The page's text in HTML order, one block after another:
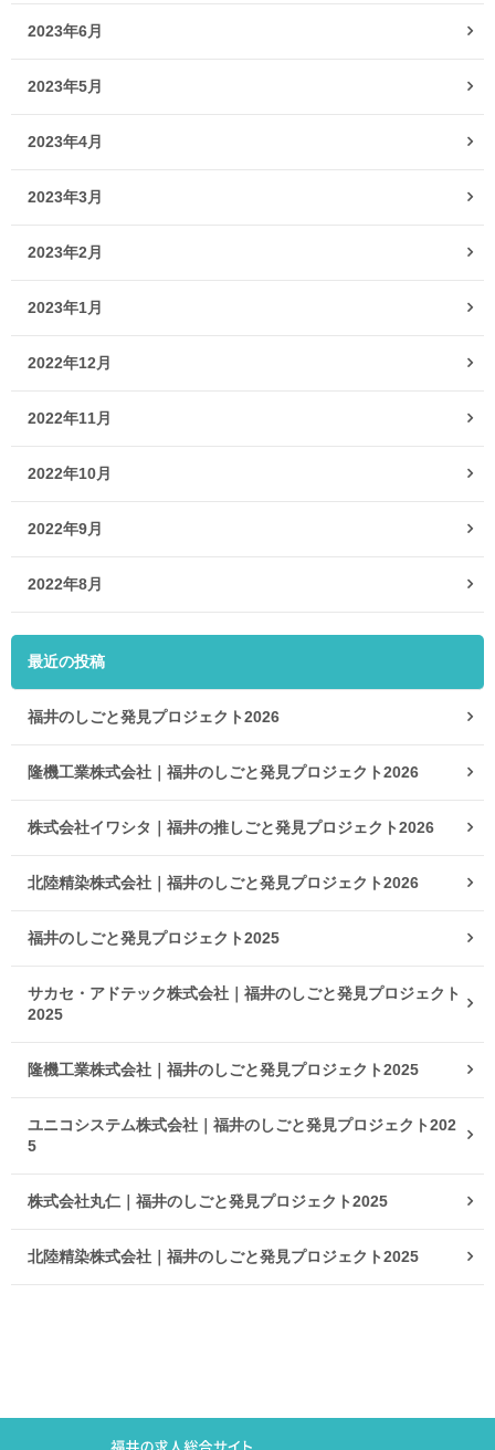
2023年6月
2023年5月
2023年4月
2023年3月
2023年2月
2023年1月
2022年12月
2022年11月
2022年10月
2022年9月
2022年8月
最近の投稿
福井のしごと発見プロジェクト2026
隆機工業株式会社｜福井のしごと発見プロジェクト2026
株式会社イワシタ｜福井の推しごと発見プロジェクト2026
北陸精染株式会社｜福井のしごと発見プロジェクト2026
福井のしごと発見プロジェクト2025
サカセ・アドテック株式会社｜福井のしごと発見プロジェクト
2025
隆機工業株式会社｜福井のしごと発見プロジェクト2025
ユニコシステム株式会社｜福井のしごと発見プロジェクト202
5
株式会社丸仁｜福井のしごと発見プロジェクト2025
北陸精染株式会社｜福井のしごと発見プロジェクト2025